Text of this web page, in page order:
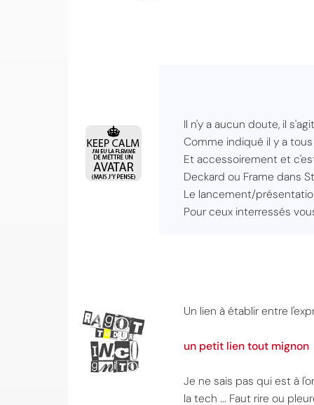
Il n'y a aucun doute, il
Comme indiqué il y a
Et accessoirement et
Deckard ou Frame dans
Le lancement/
Pour ceux interressés
Un lien à établir entre
un petit lien tout mignon
Je ne sais pas qui est à
la tech ... Faut rire ou